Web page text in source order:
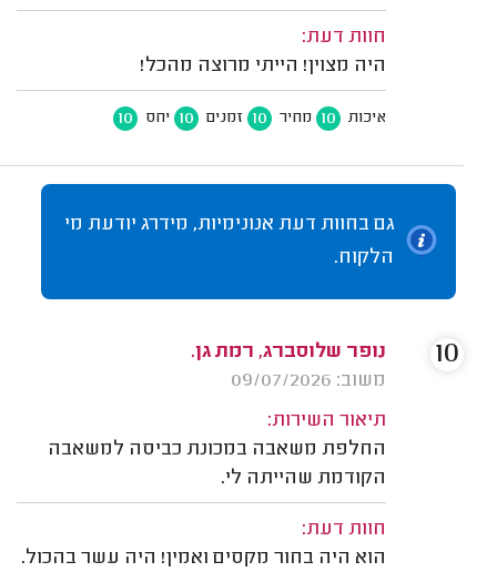
חוות דעת:
היה מצוין! הייתי מרוצה מהכל!
איכות 10 מחיר 10 זמנים 10 יחס 10
גם בחוות דעת אנונימיות, מידרג יודעת מי
הלקוח.
נופר שלוסברג, רמת גן.
משוב: 09/07/2026
תיאור השירות:
החלפת משאבה במכונת כביסה למשאבה
הקודמת שהייתה לי.
חוות דעת:
הוא היה בחור מקסים ואמין! היה עשר בהכול.
10